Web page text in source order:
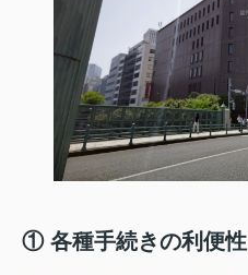
① 各種手続きの利便性